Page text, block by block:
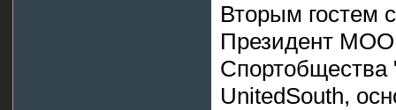
Вторым гостем
Президент МОО
Спортобщества
UnitedSouth,